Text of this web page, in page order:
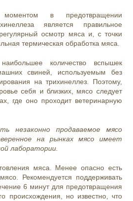
в предотвращении
является правильное
осмотр мяса и, с точки
термическая обработка мяса.
количество вспышек
свиней, используемым без
на трихинеллез. Поэтому,
себя и близких, мясо следует
где оно проходит ветеринарную
незаконно продаваемое мясо
на рынках мясо имеет
лаборатории.
мяса. Менее опасно есть
Рекомендуется поддерживать
6 минут для предотвращения
происхождения, но известно, что